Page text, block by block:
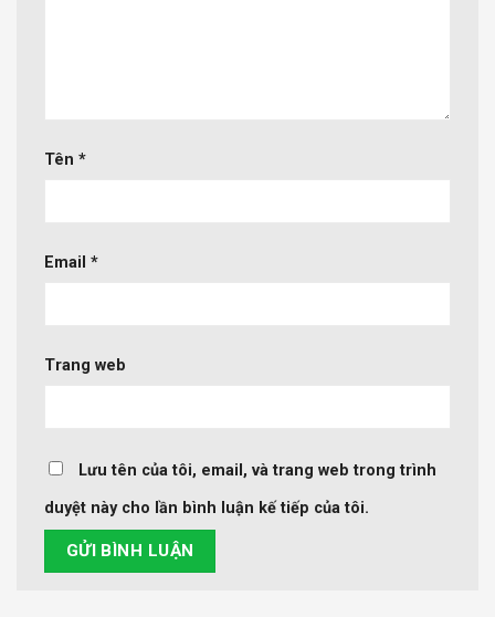
Tên *
Email *
Trang web
Lưu tên của tôi, email, và trang web trong trình
duyệt này cho lần bình luận kế tiếp của tôi.